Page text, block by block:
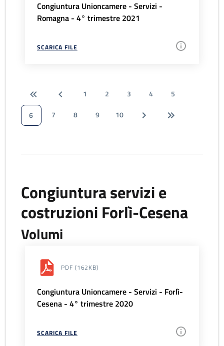
Congiuntura Unioncamere - Servizi -
Romagna - 4° trimestre 2021
SCARICA FILE
1 2 3 4
5
6
7 8 9 10
Congiuntura servizi e
costruzioni Forlì-Cesena
Volumi
PDF (162KB)
Congiuntura Unioncamere - Servizi - Forlì-
Cesena - 4° trimestre 2020
SCARICA FILE